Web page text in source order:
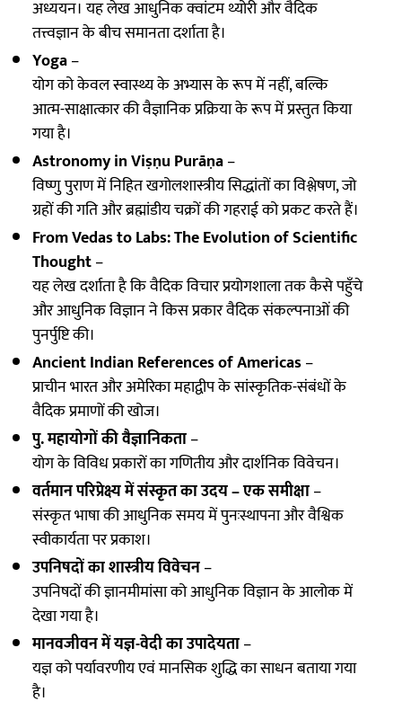
अध्ययन। यह लेख आधुनिक क्वांटम थ्योरी और वैदिक
तत्त्वज्ञान के बीच समानता दर्शाता है।
Yoga–
योग को केवल स्वास्थ्य के अभ्यास के रूप में नहीं, बल्कि
आत्म-साक्षात्कार की वैज्ञानिक प्रक्रिया के रूप में प्रस्तुत किया
गया है।
Astronomy in Viṣṇu Purāṇa–
विष्णु पुराण में निहित खगोलशास्त्रीय सिद्धांतों का विश्लेषण, जो
ग्रहों की गति और ब्रह्मांडीय चक्रों की गहराई को प्रकट करते हैं।
From Vedas to Labs: The Evolution of Scientific
Thought–
यह लेख दर्शाता है कि वैदिक विचार प्रयोगशाला तक कैसे पहुँचे
और आधुनिक विज्ञान ने किस प्रकार वैदिक संकल्पनाओं की
पुनर्पुष्टि की।
Ancient Indian References of Americas–
प्राचीन भारत और अमेरिका महाद्वीप के सांस्कृतिक-संबंधों के
वैदिक प्रमाणों की खोज।
पु. महायोगों की वैज्ञानिकता–
योग के विविध प्रकारों का गणितीय और दार्शनिक विवेचन।
वर्तमान परिप्रेक्ष्य में संस्कृत का उदय – एक समीक्षा–
संस्कृत भाषा की आधुनिक समय में पुनःस्थापना और वैश्विक
स्वीकार्यता पर प्रकाश।
उपनिषदों का शास्त्रीय विवेचन–
उपनिषदों की ज्ञानमीमांसा को आधुनिक विज्ञान के आलोक में
देखा गया है।
मानवजीवन में यज्ञ-वेदी का उपादेयता–
यज्ञ को पर्यावरणीय एवं मानसिक शुद्धि का साधन बताया गया
है।